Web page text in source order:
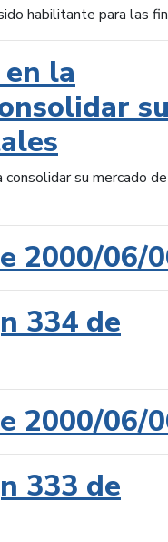
habilitante para las
la
su mercado de
2000/06/
334 de
2000/06/
333 de